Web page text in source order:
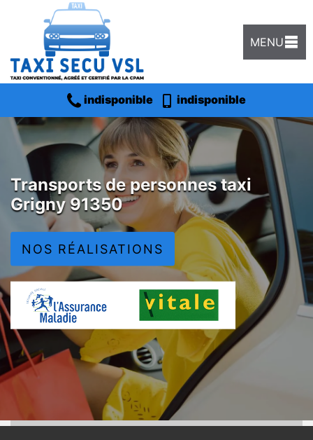
MENU
indisponible indisponible
Transports de personnes taxi
Grigny 91350
NOS RÉALISATIONS